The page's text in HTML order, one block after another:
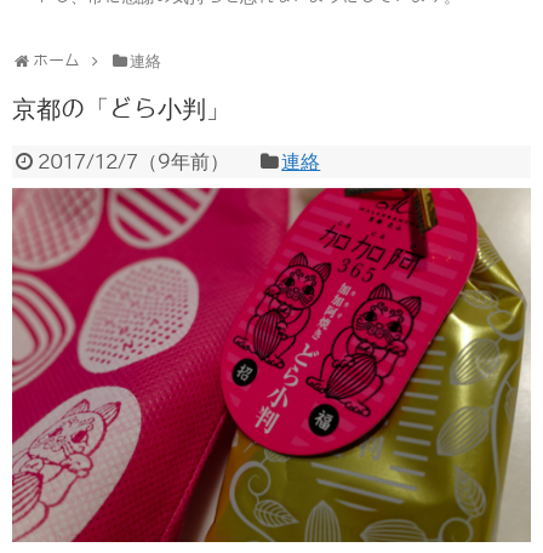
ホーム 連絡
京都の「どら小判」
2017/12/7 （9年前） 連絡